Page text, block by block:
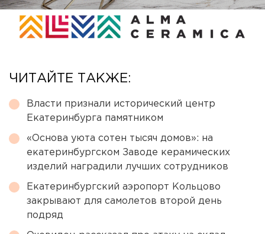
ЧИТАЙТЕ ТАКЖЕ:
Власти признали исторический центр
Екатеринбурга памятником
«Основа уюта сотен тысяч домов»: на
екатеринбургском Заводе керамических
изделий наградили лучших сотрудников
Екатеринбургский аэропорт Кольцово
закрывают для самолетов второй день
подряд